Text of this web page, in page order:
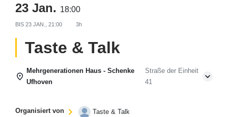
23 Jan. 18:00
BIS 23 JAN., 21:00 3h
Taste & Talk
Mehrgenerationen Haus - Schenke
Ufhoven
Straße der Einheit
41
Organisiert von Taste & Talk